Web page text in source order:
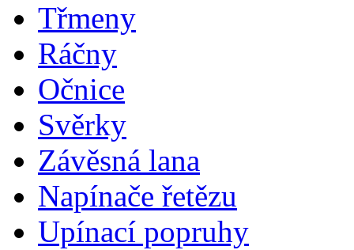
Třmeny
Ráčny
Očnice
Svěrky
Závěsná lana
Napínače řetězu
Upínací popruhy